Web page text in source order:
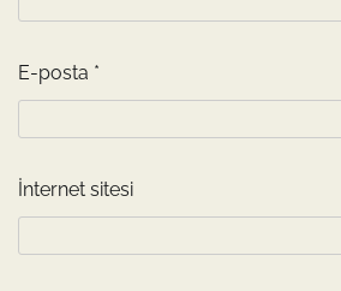
E-posta *
İnternet sitesi